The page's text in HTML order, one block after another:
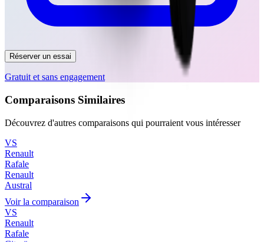
Réserver un essai
Gratuit et sans engagement
Comparaisons Similaires
Découvrez d'autres comparaisons qui pourraient vous intéresser
VS
Renault
Rafale
Renault
Austral
Voir la comparaison
VS
Renault
Rafale